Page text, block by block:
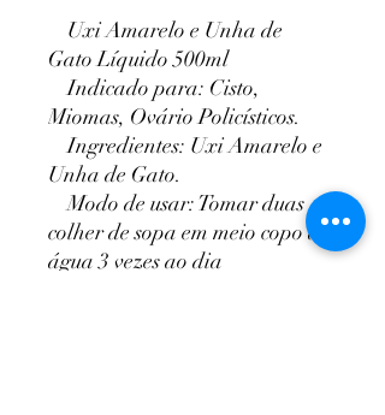
Uxi Amarelo e Unha de
Gato Líquido 500ml
Indicado para: Cisto,
Miomas, Ovário Policísticos.
Ingredientes: Uxi Amarelo e
Unha de Gato.
Modo de usar: Tomar duas
colher de sopa em meio copo de
água 3 vezes ao dia